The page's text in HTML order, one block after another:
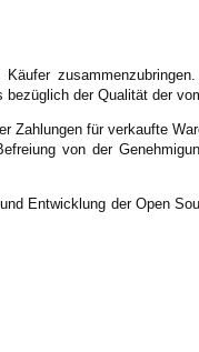
der Qualität der
Zahlungen für verkaufte
von der
Entwicklung der Open